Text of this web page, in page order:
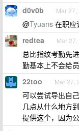
d0v0b Mar 27,
@Tyuans 在职应
redtea Mar 27,
总比指纹考勤先
勤基本上不会给
22too Mar 27,
可以尝试导出自
几点从什么地方
提供这个，因为